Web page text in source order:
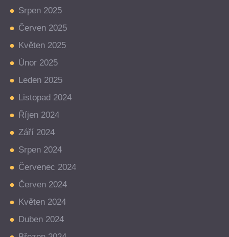
Srpen 2025
Červen 2025
Květen 2025
Únor 2025
Leden 2025
Listopad 2024
Říjen 2024
Září 2024
Srpen 2024
Červenec 2024
Červen 2024
Květen 2024
Duben 2024